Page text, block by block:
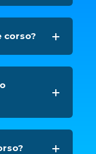
corso?